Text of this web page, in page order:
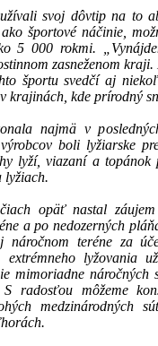
svoj dôvtip na to
športové náčinie,
5 000 rokmi.
zasneženom
športu svedčí aj
krajinách, kde prírodný
najmä v
boli lyžiarske
lyží, viazaní a
lyžiach.
opäť nastal
a po nedozerných
náročnom teréne za
extrémneho
mimoriadne
radosťou môžeme
medzinárodných